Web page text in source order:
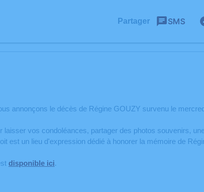
Partager SMS
annonçons le décès de Régine GOUZY survenu le
vos condoléances, partager des photos souvenirs,
est un lieu d'expression dédié à honorer la mémoire de
disponible ici.